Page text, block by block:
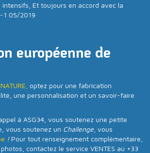
intensifs, Et toujours en accord avec la
1 05/2019
européenne de
optez pour une fabrication
une personnalisation et un savoir-faire
à ASG34, vous soutenez une petite
vous soutenez un Challenge , vous
!Pour tout renseignement complémentaire,
contactez le service VENTES au +33